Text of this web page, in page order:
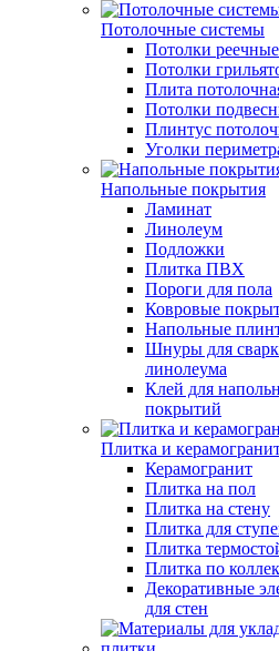
Потолочные системы
Потолки реечные
Потолки
Плита
Потолки
Плинтус
Уголки
Напольные покрытия
Ламинат
Линолеум
Подложки
Плитка ПВХ
Пороги для пола
Ковровые
Напольные
Шнуры для
линолеума
Клей для
покрытий
Плитка и
Керамогранит
Плитка на пол
Плитка на стену
Плитка для
Плитка
Плитка по
Декоративные
для стен